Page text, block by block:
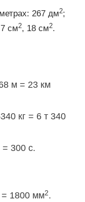
267 дм2;
см2, 18 см2.
м = 23 км
кг = 6 т 340
300 с.
= 1800 мм2.